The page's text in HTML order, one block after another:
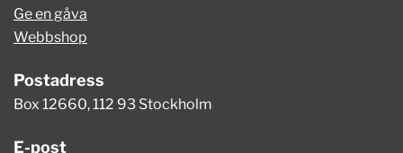
Ge en gåva
Webbshop
Postadress
Box 12660, 112 93 Stockholm
E-post